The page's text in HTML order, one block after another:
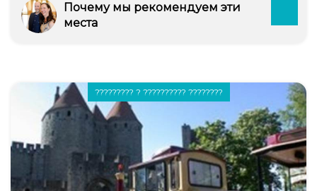
Почему мы рекомендуем эти
места
????????? ? ?????????? ????????